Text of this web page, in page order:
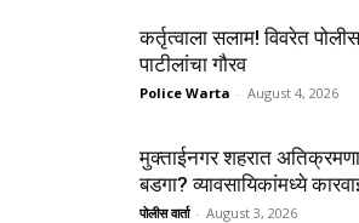
कर्तृत्वाला सलाम! विवरेत
पाटीलांचा गौरव
Police Warta - August 4, 2026
मुक्ताईनगर शहरात
बडगा? व्यावसायिकांमध्ये
पोलीस वार्ता - August 3, 2026